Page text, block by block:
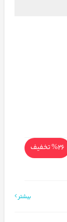
%26تخفیف
بیشتر